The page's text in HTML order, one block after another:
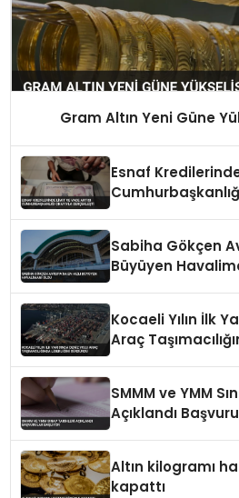
Gram Altın Yeni Güne
Esnaf
Sabiha Gökçen
Büyüyen
Kocaeli Yılın İlk
Araç
SMMM ve YMM
Açıklandı
Altın kilogramı
kapattı